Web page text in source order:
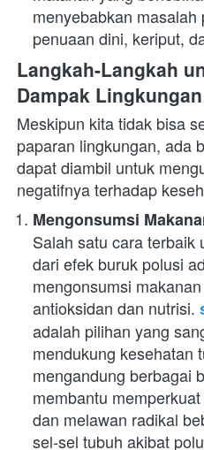
menyebabkan
penuaan dini, keriput,
Langkah-Langkah
Dampak Lingkungan
Meskipun kita tidak bisa
paparan lingkungan, ada
dapat diambil untuk
negatifnya terhadap
Mengonsumsi
Salah satu cara terbaik
dari efek buruk polusi
mengonsumsi
antioksidan dan nutrisi.
adalah pilihan yang
mendukung kesehatan
mengandung berbagai
membantu
dan melawan radikal